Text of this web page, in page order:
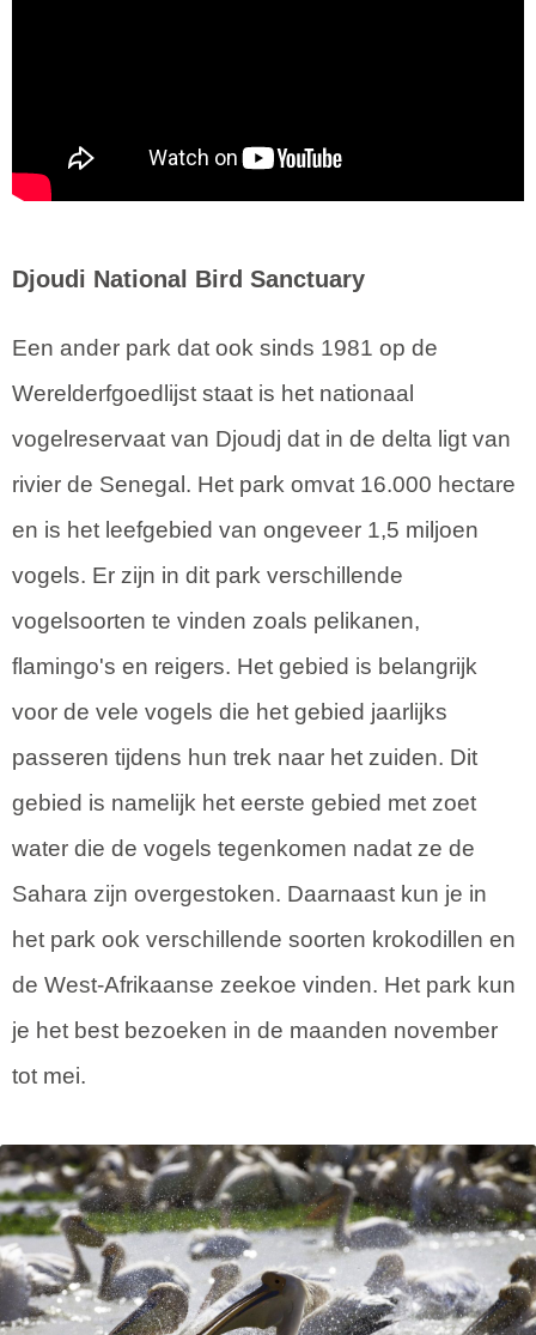
Djoudi National Bird Sanctuary
Een ander park dat ook sinds 1981 op de
Werelderfgoedlijst staat is het nationaal
vogelreservaat van Djoudj dat in de delta ligt van
rivier de Senegal. Het park omvat 16.000 hectare
en is het leefgebied van ongeveer 1,5 miljoen
vogels. Er zijn in dit park verschillende
vogelsoorten te vinden zoals pelikanen,
flamingo's en reigers. Het gebied is belangrijk
voor de vele vogels die het gebied jaarlijks
passeren tijdens hun trek naar het zuiden. Dit
gebied is namelijk het eerste gebied met zoet
water die de vogels tegenkomen nadat ze de
Sahara zijn overgestoken. Daarnaast kun je in
het park ook verschillende soorten krokodillen en
de West-Afrikaanse zeekoe vinden. Het park kun
je het best bezoeken in de maanden november
tot mei.